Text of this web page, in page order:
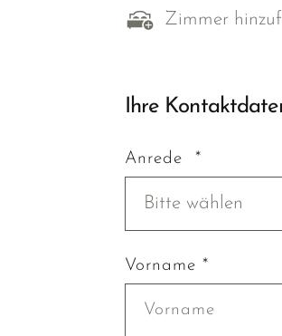
Zimmer
Ihre
Anrede *
Bitte wählen
Vorname *